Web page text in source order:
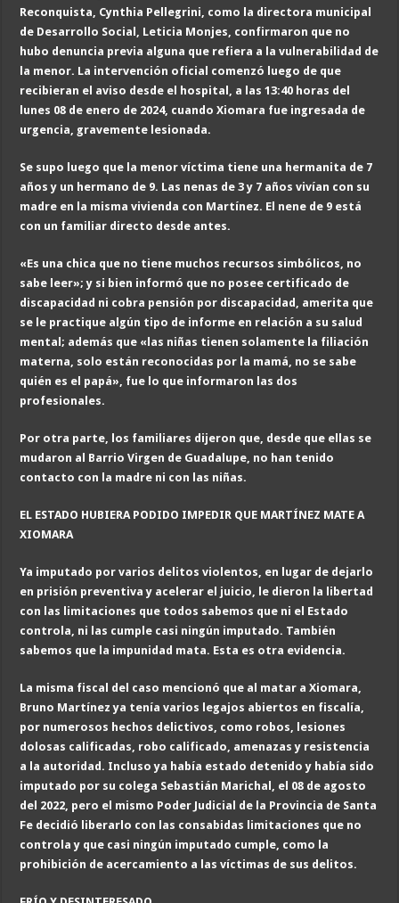
Reconquista, Cynthia Pellegrini, como la directora municipal
de Desarrollo Social, Leticia Monjes, confirmaron que no
hubo denuncia previa alguna que refiera a la vulnerabilidad de
la menor. La intervención oficial comenzó luego de que
recibieran el aviso desde el hospital, a las 13:40 horas del
lunes 08 de enero de 2024, cuando Xiomara fue ingresada de
urgencia, gravemente lesionada.
Se supo luego que la menor víctima tiene una hermanita de 7
años y un hermano de 9. Las nenas de 3 y 7 años vivían con su
madre en la misma vivienda con Martínez. El nene de 9 está
con un familiar directo desde antes.
«Es una chica que no tiene muchos recursos simbólicos, no
sabe leer»; y si bien informó que no posee certificado de
discapacidad ni cobra pensión por discapacidad, amerita que
se le practique algún tipo de informe en relación a su salud
mental; además que «las niñas tienen solamente la filiación
materna, solo están reconocidas por la mamá, no se sabe
quién es el papá», fue lo que informaron las dos
profesionales.
Por otra parte, los familiares dijeron que, desde que ellas se
mudaron al Barrio Virgen de Guadalupe, no han tenido
contacto con la madre ni con las niñas.
EL ESTADO HUBIERA PODIDO IMPEDIR QUE MARTÍNEZ MATE A
XIOMARA
Ya imputado por varios delitos violentos, en lugar de dejarlo
en prisión preventiva y acelerar el juicio, le dieron la libertad
con las limitaciones que todos sabemos que ni el Estado
controla, ni las cumple casi ningún imputado. También
sabemos que la impunidad mata. Esta es otra evidencia.
La misma fiscal del caso mencionó que al matar a Xiomara,
Bruno Martínez ya tenía varios legajos abiertos en fiscalía,
por numerosos hechos delictivos, como robos, lesiones
dolosas calificadas, robo calificado, amenazas y resistencia
a la autoridad. Incluso ya había estado detenido y había sido
imputado por su colega Sebastián Marichal, el 08 de agosto
del 2022, pero el mismo Poder Judicial de la Provincia de Santa
Fe decidió liberarlo con las consabidas limitaciones que no
controla y que casi ningún imputado cumple, como la
prohibición de acercamiento a las víctimas de sus delitos.